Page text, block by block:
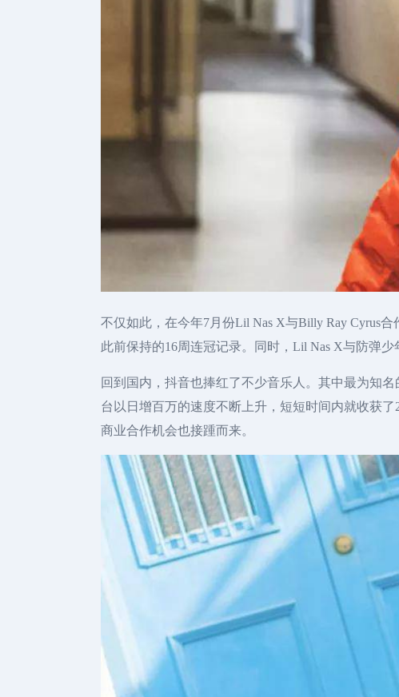
不仅如此，在今年7月份Lil Nas X与Billy Ray Cyrus合
此前保持的16周连冠记录。同时，Lil Nas X与防弹少
回到国内，抖音也捧红了不少音乐人。其中最为知
台以日增百万的速度不断上升，短短时间内就收获
商业合作机会也接踵而来。